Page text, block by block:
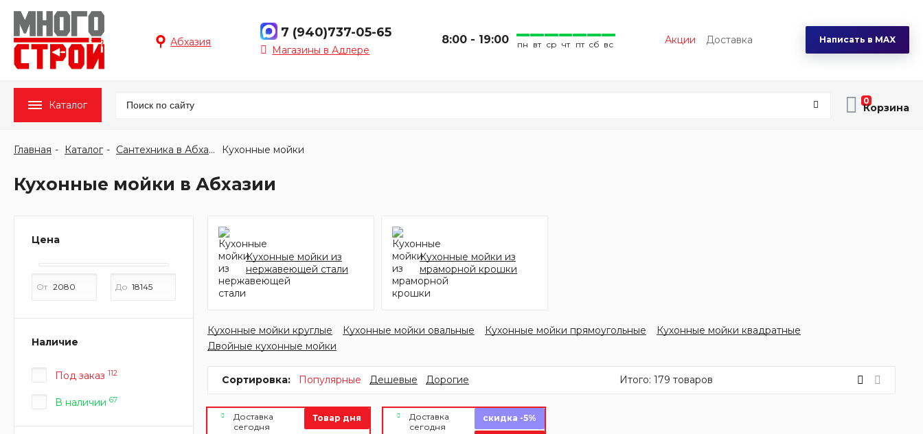
Абхазия
7 (940)737-05-65 Написать в MAX
Магазины в Адлере
8:00 - 19:00 пн вт ср чт пт сб вс Акции Доставка
Каталог 0
Главная Каталог Сантехника в Абхазии Кухонные мойки
Кухонные мойки в Абхазии
Цена
От До
Наличие
Под заказ 112
В наличии 67
Кухонные мойки из
нержавеющей стали
Кухонные мойки из
мраморной крошки
Кухонные мойки круглые Кухонные мойки овальные Кухонные мойки прямоугольные
Кухонные мойки квадратные
Двойные кухонные мойки
Сортировка: Популярные Дешевые Дорогие Итого: 179 товаров
Доставка
сегодня
Товар дня
Доставка
сегодня
скидка -5%